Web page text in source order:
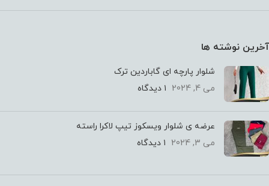
آخرین نوشته ها
شلوار پارچه ای گاباردین ترک
می 4, 2024
۱ دیدگاه
عرضه ی شلوار ویسکوز تیپ لاکرا راسته
می 3, 2024
۱ دیدگاه